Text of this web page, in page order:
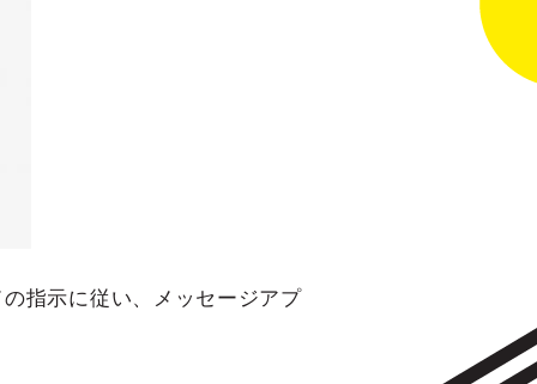
指示に従い、メッセージアプ